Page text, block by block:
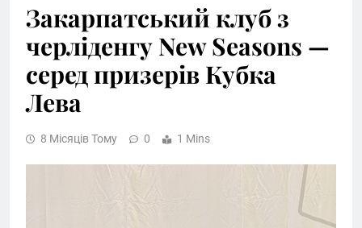
Закарпатський клуб з
черліденгу New Seasons —
серед призерів Кубка
Лева
8 Місяців Тому 0 1 Mins